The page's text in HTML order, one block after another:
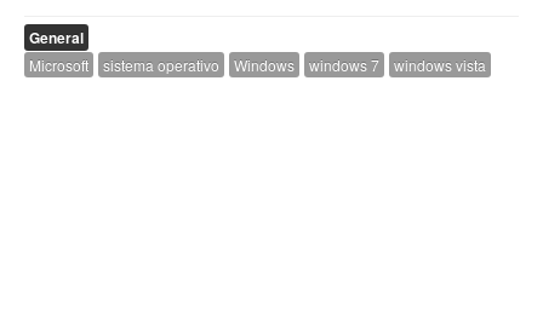
General
Microsoft sistema operativo Windows windows 7 windows vista